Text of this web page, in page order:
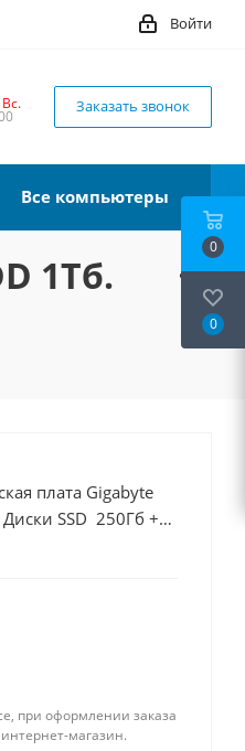
Войти
Вс. Заказать звонок
Все компьютеры
1Тб.
плата Gigabyte
SSD 250Гб +
при оформлении заказа
магазин.
0
0